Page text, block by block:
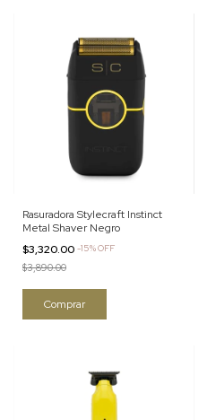
Rasuradora Stylecraft Instinct
Metal Shaver Negro
$3,320.00 -15%OFF
$3,890.00